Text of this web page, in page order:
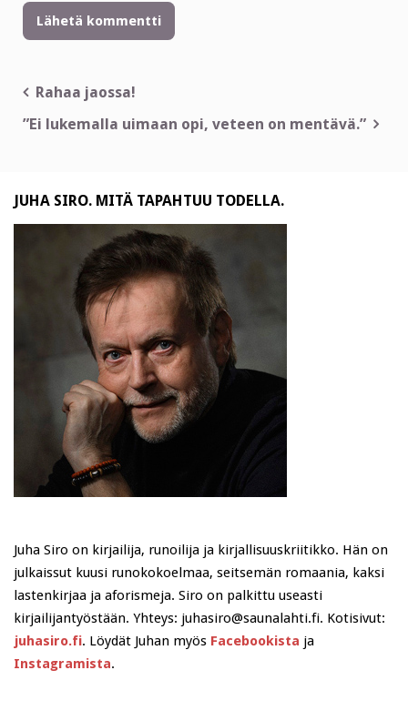
Artikkelien
selaus
Rahaa jaossa!
”Ei lukemalla uimaan opi, veteen on mentävä.”
JUHA SIRO. MITÄ TAPAHTUU TODELLA.
Juha Siro on kirjailija, runoilija ja kirjallisuuskriitikko. Hän on
julkaissut kuusi runokokoelmaa, seitsemän romaania, kaksi
lastenkirjaa ja aforismeja. Siro on palkittu useasti
kirjailijantyöstään. Yhteys: juhasiro@saunalahti.fi. Kotisivut:
juhasiro.fi. Löydät Juhan myös Facebookista ja
Instagramista.